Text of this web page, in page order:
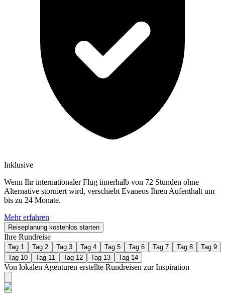
Inklusive
Wenn Ihr internationaler Flug innerhalb von 72 Stunden ohne
Alternative storniert wird, verschiebt Evaneos Ihren Aufenthalt um
bis zu 24 Monate.
Mehr erfahren
Reiseplanung kostenlos starten
Ihre Rundreise
Tag 1 Tag 2 Tag 3 Tag 4 Tag 5 Tag 6 Tag 7 Tag 8
Tag 9
Tag 10
Tag 11 Tag 12 Tag 13 Tag 14
Von lokalen Agenturen erstellte Rundreisen zur Inspiration